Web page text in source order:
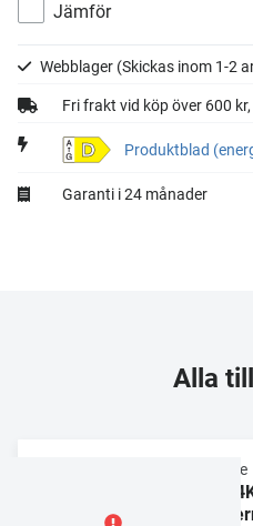
Jämför
Webblager (Skickas inom 1-2
Fri frakt vid köp över 600
D Produktblad
Garanti i 24 månader
Alla
Apple
TV